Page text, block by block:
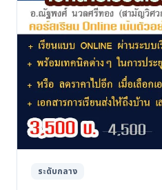
ระดับกลาง